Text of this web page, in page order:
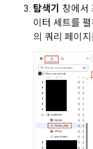
탐색기 창에서
이터 세트를
의 쿼리 페이